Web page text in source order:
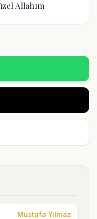
Allahım
Mustafa Yılmaz